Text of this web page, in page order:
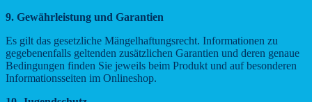
9. Gewährleistung und Garantien
Es gilt das gesetzliche Mängelhaftungsrecht. Informationen zu
gegebenenfalls geltenden zusätzlichen Garantien und deren genaue
Bedingungen finden Sie jeweils beim Produkt und auf besonderen
Informationsseiten im Onlineshop.